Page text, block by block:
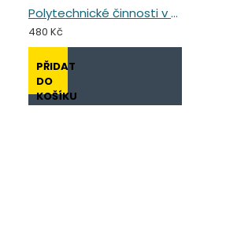
Polytechnické činnosti v předškolním vzdělávání
480 Kč
PŘIDAT
DO
KOŠÍKU